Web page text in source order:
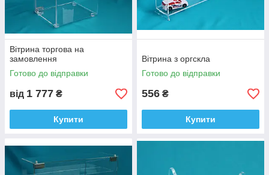
Вітрина торгова на
замовлення
Готово до відправки
від 1 777 ₴
Купити
Вітрина з оргскла
Готово до відправки
556 ₴
Купити